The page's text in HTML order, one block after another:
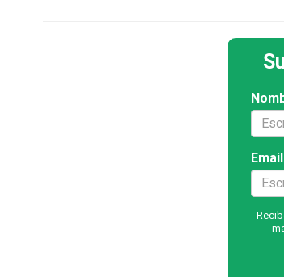
Email